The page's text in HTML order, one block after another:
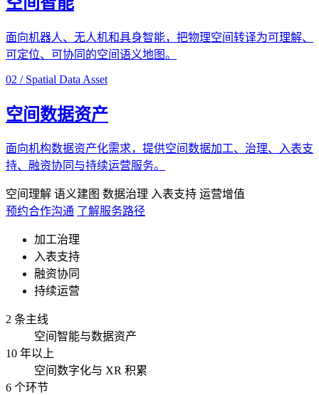
面向机器人、无人机和具身智能，把物理空间转译为可理解、
可定位、可协同的空间语义地图。
02 / Spatial Data Asset
空间数据资产
面向机构数据资产化需求，提供空间数据加工、治理、入表支
持、融资协同与持续运营服务。
空间理解 语义建图 数据治理 入表支持 运营增值
预约合作沟通 了解服务路径
加工治理
入表支持
融资协同
持续运营
2 条主线
空间智能与数据资产
10 年以上
空间数字化与 XR 积累
6 个环节